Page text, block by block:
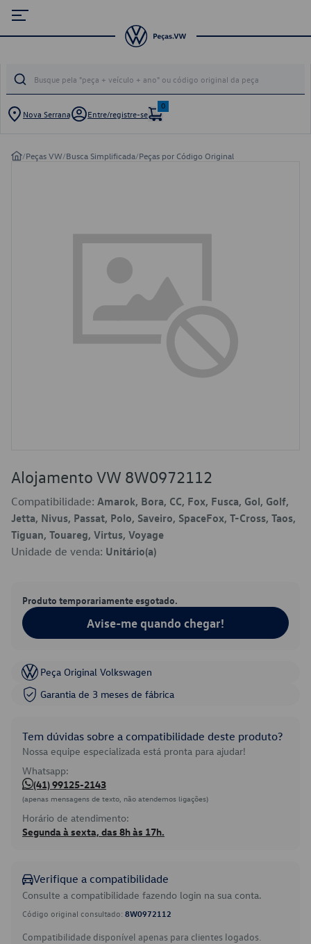
Nova Serrana Entre/registre-se
0
/Peças VW/Busca Simplificada/Peças por Código Original
Alojamento VW 8W0972112
Compatibilidade: Amarok, Bora, CC, Fox, Fusca, Gol, Golf,
Jetta, Nivus, Passat, Polo, Saveiro, SpaceFox, T-Cross, Taos,
Tiguan, Touareg, Virtus, Voyage
Unidade de venda: Unitário(a)
Produto temporariamente esgotado.
Avise-me quando chegar!
Peça Original Volkswagen
Garantia de 3 meses de fábrica
Tem dúvidas sobre a compatibilidade deste produto?
Nossa equipe especializada está pronta para ajudar!
Whatsapp:
(41) 99125-2143
(apenas mensagens de texto, não atendemos ligações)
Horário de atendimento:
Segunda à sexta, das 8h às 17h.
Verifique a compatibilidade
Consulte a compatibilidade fazendo login na sua conta.
Código original consultado: 8W0972112
Compatibilidade disponível apenas para clientes logados.